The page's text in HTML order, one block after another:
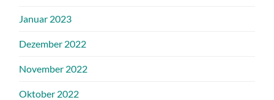
Januar 2023
Dezember 2022
November 2022
Oktober 2022